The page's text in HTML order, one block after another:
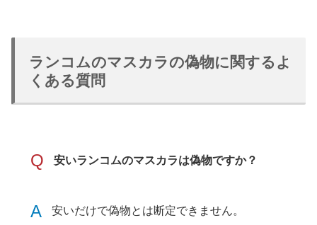
ランコムのマスカラの偽物に関するよ
くある質問
Q 安いランコムのマスカラは偽物ですか？
A
安いだけで偽物とは断定できません。